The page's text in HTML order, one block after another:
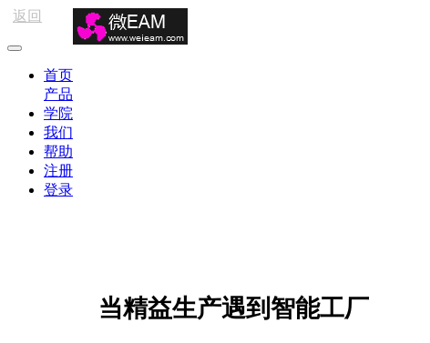
返回
首页
产品
学院
我们
帮助
注册
登录
当精益生产遇到智能工厂